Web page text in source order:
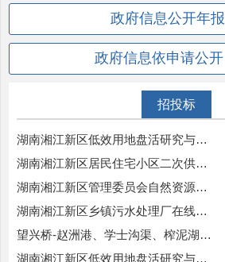
政府信息公开年报
政府信息依申请公开
招投标
湖南湘江新区低效用地盘活研究与重点项目效益评估项目成交结果公告
湖南湘江新区居民住宅小区二次供水水质监测项目成交结果公告
湖南湘江新区管理委员会自然资源和规划局湘江新区2026年建设项目使用林...
湖南湘江新区乡镇污水处理厂在线监测设备设施运维服务项目成交结果公告
望兴桥-赵洲港、学士沟渠、榨泥湖一港口排渠清淤项目竞争性磋商公告
湖南湘江新区低效用地盘活研究与重点项目效益评估项目竞争性磋商公告